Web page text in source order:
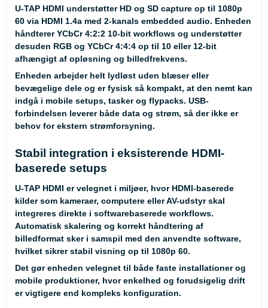
U-TAP HDMI understøtter HD og SD capture op til 1080p
60 via HDMI 1.4a med 2-kanals embedded audio. Enheden
håndterer YCbCr 4:2:2 10-bit workflows og understøtter
desuden RGB og YCbCr 4:4:4 op til 10 eller 12-bit
afhængigt af opløsning og billedfrekvens.
Enheden arbejder helt lydløst uden blæser eller
bevægelige dele og er fysisk så kompakt, at den nemt kan
indgå i mobile setups, tasker og flypacks. USB-
forbindelsen leverer både data og strøm, så der ikke er
behov for ekstern strømforsyning.
Stabil integration i eksisterende HDMI-
baserede setups
U-TAP HDMI er velegnet i miljøer, hvor HDMI-baserede
kilder som kameraer, computere eller AV-udstyr skal
integreres direkte i softwarebaserede workflows.
Automatisk skalering og korrekt håndtering af
billedformat sker i samspil med den anvendte software,
hvilket sikrer stabil visning op til 1080p 60.
Det gør enheden velegnet til både faste installationer og
mobile produktioner, hvor enkelhed og forudsigelig drift
er vigtigere end kompleks konfiguration.